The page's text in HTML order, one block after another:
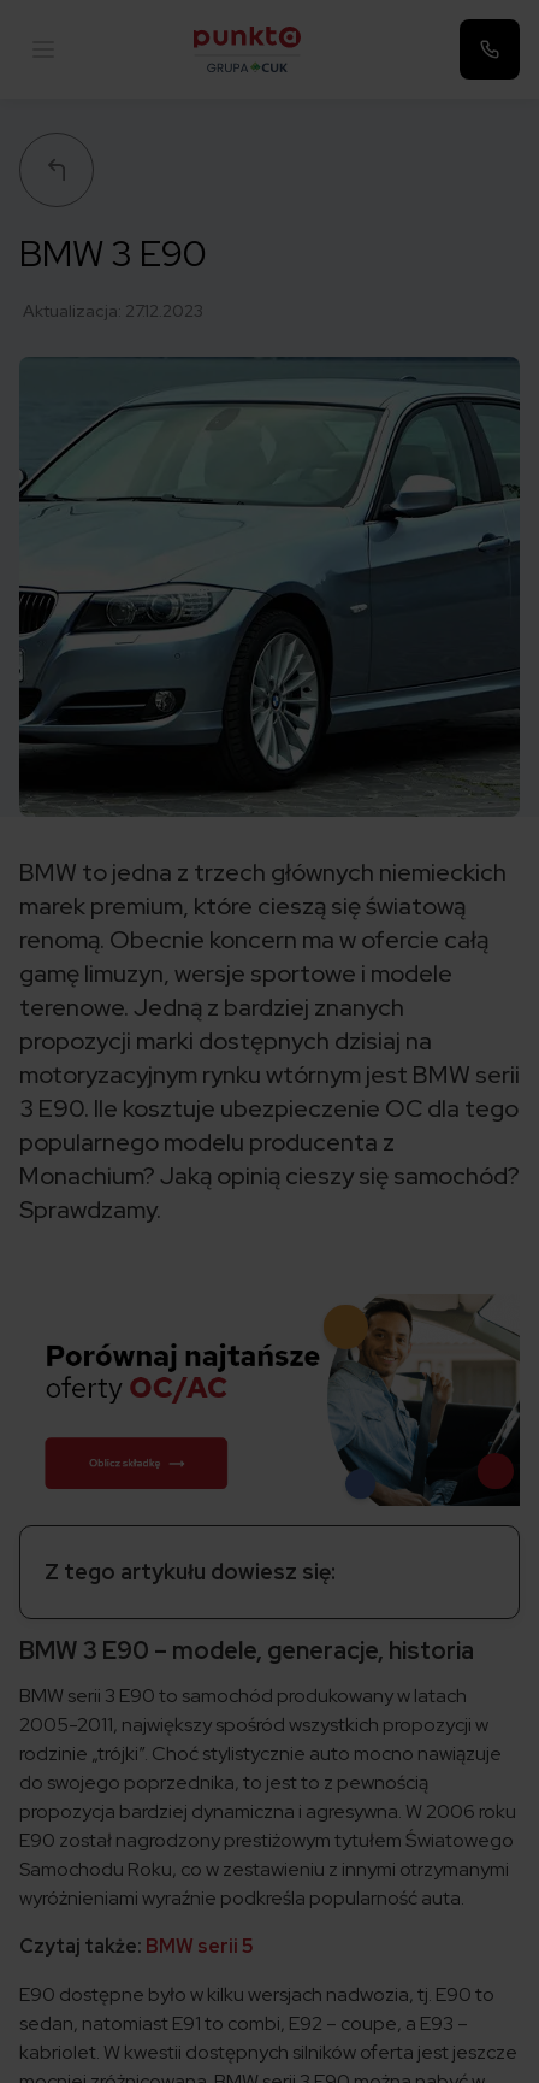
BMW 3 E90
Aktualizacja: 27.12.2023
BMW to jedna z trzech głównych niemieckich
marek premium, które cieszą się światową
renomą. Obecnie koncern ma w ofercie całą
gamę limuzyn, wersje sportowe i modele
terenowe. Jedną z bardziej znanych
propozycji marki dostępnych dzisiaj na
motoryzacyjnym rynku wtórnym jest BMW serii
3 E90. Ile kosztuje ubezpieczenie OC dla tego
popularnego modelu producenta z
Monachium? Jaką opinią cieszy się samochód?
Sprawdzamy.
Z tego artykułu dowiesz się:
BMW 3 E90 – modele, generacje, historia
BMW serii 3 E90 to samochód produkowany w latach
2005-2011, największy spośród wszystkich propozycji w
rodzinie „trójki”. Choć stylistycznie auto mocno nawiązuje
do swojego poprzednika, to jest to z pewnością
propozycja bardziej dynamiczna i agresywna. W 2006 roku
E90 został nagrodzony prestiżowym tytułem Światowego
Samochodu Roku, co w zestawieniu z innymi otrzymanymi
wyróżnieniami wyraźnie podkreśla popularność auta.
Czytaj także: BMW serii 5
E90 dostępne było w kilku wersjach nadwozia, tj. E90 to
sedan, natomiast E91 to combi, E92 – coupe, a E93 –
kabriolet. W kwestii dostępnych silników oferta jest jeszcze